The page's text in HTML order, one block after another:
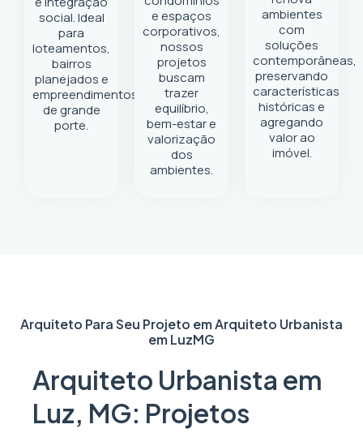
social. Ideal
para
loteamentos,
bairros
planejados e
empreendimentos
de grande
porte.
e espaços
corporativos,
nossos
projetos
buscam
trazer
equilíbrio,
bem-estar e
valorização
dos
ambientes.
ambientes
com
soluções
contemporâneas,
preservando
características
históricas e
agregando
valor ao
imóvel.
Arquiteto Para Seu Projeto emArquiteto Urbanista
em LuzMG
Arquiteto Urbanista em
Luz, MG: Projetos